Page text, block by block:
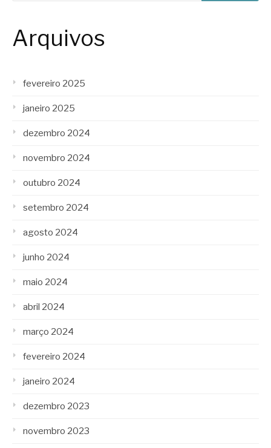
Arquivos
fevereiro 2025
janeiro 2025
dezembro 2024
novembro 2024
outubro 2024
setembro 2024
agosto 2024
junho 2024
maio 2024
abril 2024
março 2024
fevereiro 2024
janeiro 2024
dezembro 2023
novembro 2023